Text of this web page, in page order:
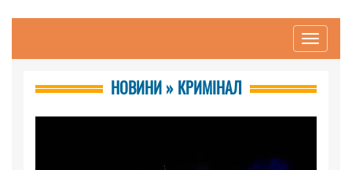
Toggle
НОВИНИ » КРИМІНАЛ